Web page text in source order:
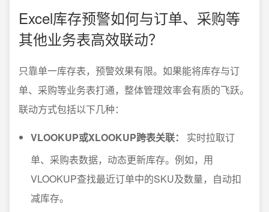
Excel库存预警如何与订单、采购等
其他业务表高效联动？
只靠单一库存表，预警效果有限。如果能将库存与订
单、采购等业务表打通，整体管理效率会有质的飞跃。
联动方式包括以下几种：
VLOOKUP或XLOOKUP跨表关联：
实时拉取订
单、采购表数据，动态更新库存。例如，用
VLOOKUP查找最近订单中的SKU及数量，自动扣
减库存。